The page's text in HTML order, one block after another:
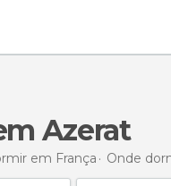
Azerat
em França Onde